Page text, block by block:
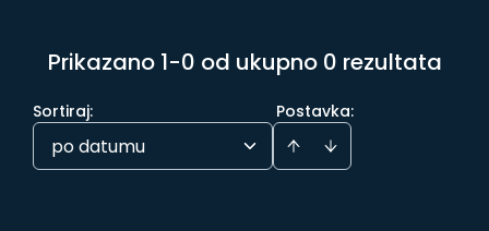
Prikazano 1-0 od ukupno 0 rezultata
Postavka:
Sortiraj:
po datumu